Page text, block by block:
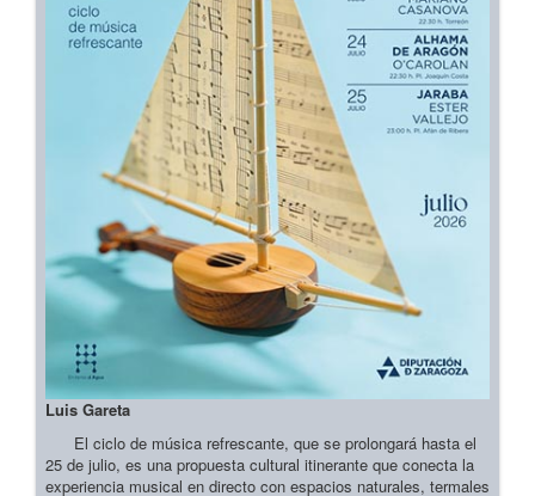
Luis Gareta
El ciclo de música refrescante, que se prolongará hasta el
25 de julio, es una propuesta cultural itinerante que conecta la
experiencia musical en directo con espacios naturales, termales